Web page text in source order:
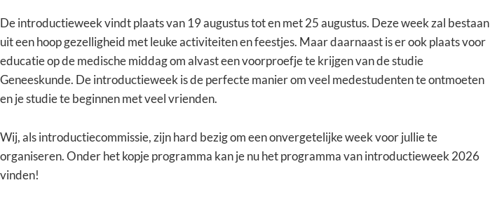
De introductieweek vindt plaats van 19 augustus tot en met 25 augustus. Deze week zal bestaan
uit een hoop gezelligheid met leuke activiteiten en feestjes. Maar daarnaast is er ook plaats voor
educatie op de medische middag om alvast een voorproefje te krijgen van de studie
Geneeskunde. De introductieweek is de perfecte manier om veel medestudenten te ontmoeten
en je studie te beginnen met veel vrienden.
Wij, als introductiecommissie, zijn hard bezig om een onvergetelijke week voor jullie te
organiseren. Onder het kopje programma kan je nu het programma van introductieweek 2026
vinden!